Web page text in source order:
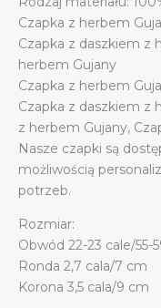
Czapka z herbem
Czapka z daszkiem z
herbem Gujany
Czapka z herbem
Czapka z daszkiem z
z herbem Gujany,
Nasze czapki są
możliwością
potrzeb.
Rozmiar:
Obwód 22-23 cale/55-
Ronda 2,7 cala/7 cm
Korona 3,5 cala/9 cm